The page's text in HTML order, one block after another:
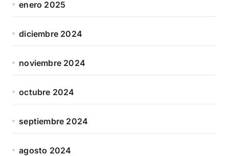
enero 2025
diciembre 2024
noviembre 2024
octubre 2024
septiembre 2024
agosto 2024